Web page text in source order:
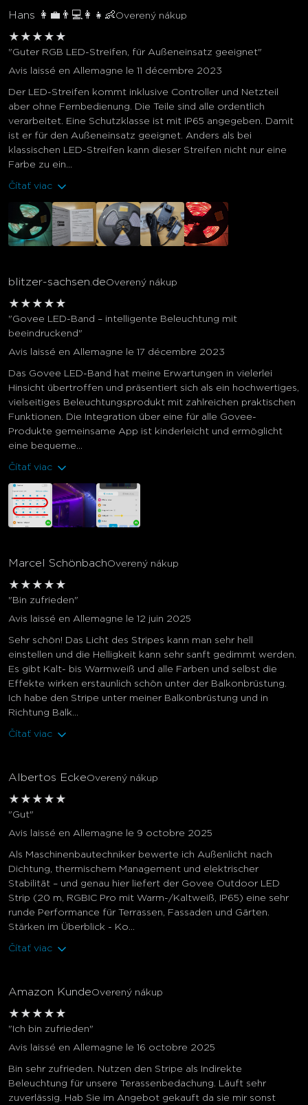
Hans 👩💼👨💻👩👧👶Overený nákup
★ ★ ★ ★ ★
"Guter RGB LED-Streifen, für Außeneinsatz geeignet"
Avis laissé en Allemagne le 11 décembre 2023
Der LED-Streifen kommt inklusive Controller und Netzteil
aber ohne Fernbedienung. Die Teile sind alle ordentlich
verarbeitet. Eine Schutzklasse ist mit IP65 angegeben. Damit
ist er für den Außeneinsatz geeignet. Anders als bei
klassischen LED-Streifen kann dieser Streifen nicht nur eine
Farbe zu ein...
Čítať viac
blitzer-sachsen.deOverený nákup
★ ★ ★ ★ ★
"Govee LED-Band – intelligente Beleuchtung mit
beeindruckend"
Avis laissé en Allemagne le 17 décembre 2023
Das Govee LED-Band hat meine Erwartungen in vielerlei
Hinsicht übertroffen und präsentiert sich als ein hochwertiges,
vielseitiges Beleuchtungsprodukt mit zahlreichen praktischen
Funktionen. Die Integration über eine für alle Govee-
Produkte gemeinsame App ist kinderleicht und ermöglicht
eine bequeme...
Čítať viac
Marcel SchönbachOverený nákup
★ ★ ★ ★ ★
"Bin zufrieden"
Avis laissé en Allemagne le 12 juin 2025
Sehr schön! Das Licht des Stripes kann man sehr hell
einstellen und die Helligkeit kann sehr sanft gedimmt werden.
Es gibt Kalt- bis Warmweiß und alle Farben und selbst die
Effekte wirken erstaunlich schön unter der Balkonbrüstung.
Ich habe den Stripe unter meiner Balkonbrüstung und in
Richtung Balk...
Čítať viac
Albertos EckeOverený nákup
★ ★ ★ ★ ★
"Gut"
Avis laissé en Allemagne le 9 octobre 2025
Als Maschinenbautechniker bewerte ich Außenlicht nach
Dichtung, thermischem Management und elektrischer
Stabilität – und genau hier liefert der Govee Outdoor LED
Strip (20 m, RGBIC Pro mit Warm-/Kaltweiß, IP65) eine sehr
runde Performance für Terrassen, Fassaden und Gärten.
Stärken im Überblick - Ko...
Čítať viac
Amazon KundeOverený nákup
★ ★ ★ ★ ★
"Ich bin zufrieden"
Avis laissé en Allemagne le 16 octobre 2025
Bin sehr zufrieden. Nutzen den Stripe als Indirekte
Beleuchtung für unsere Terassenbedachung. Läuft sehr
zuverlässig. Hab Sie im Angebot gekauft da sie mir sonst